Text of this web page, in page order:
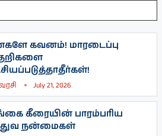
கவனம்! மாரடைப்பு
July 21, 2026
கீரையின் பாரம்பரிய
நன்மைகள்